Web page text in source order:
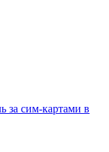
за сим-картами в